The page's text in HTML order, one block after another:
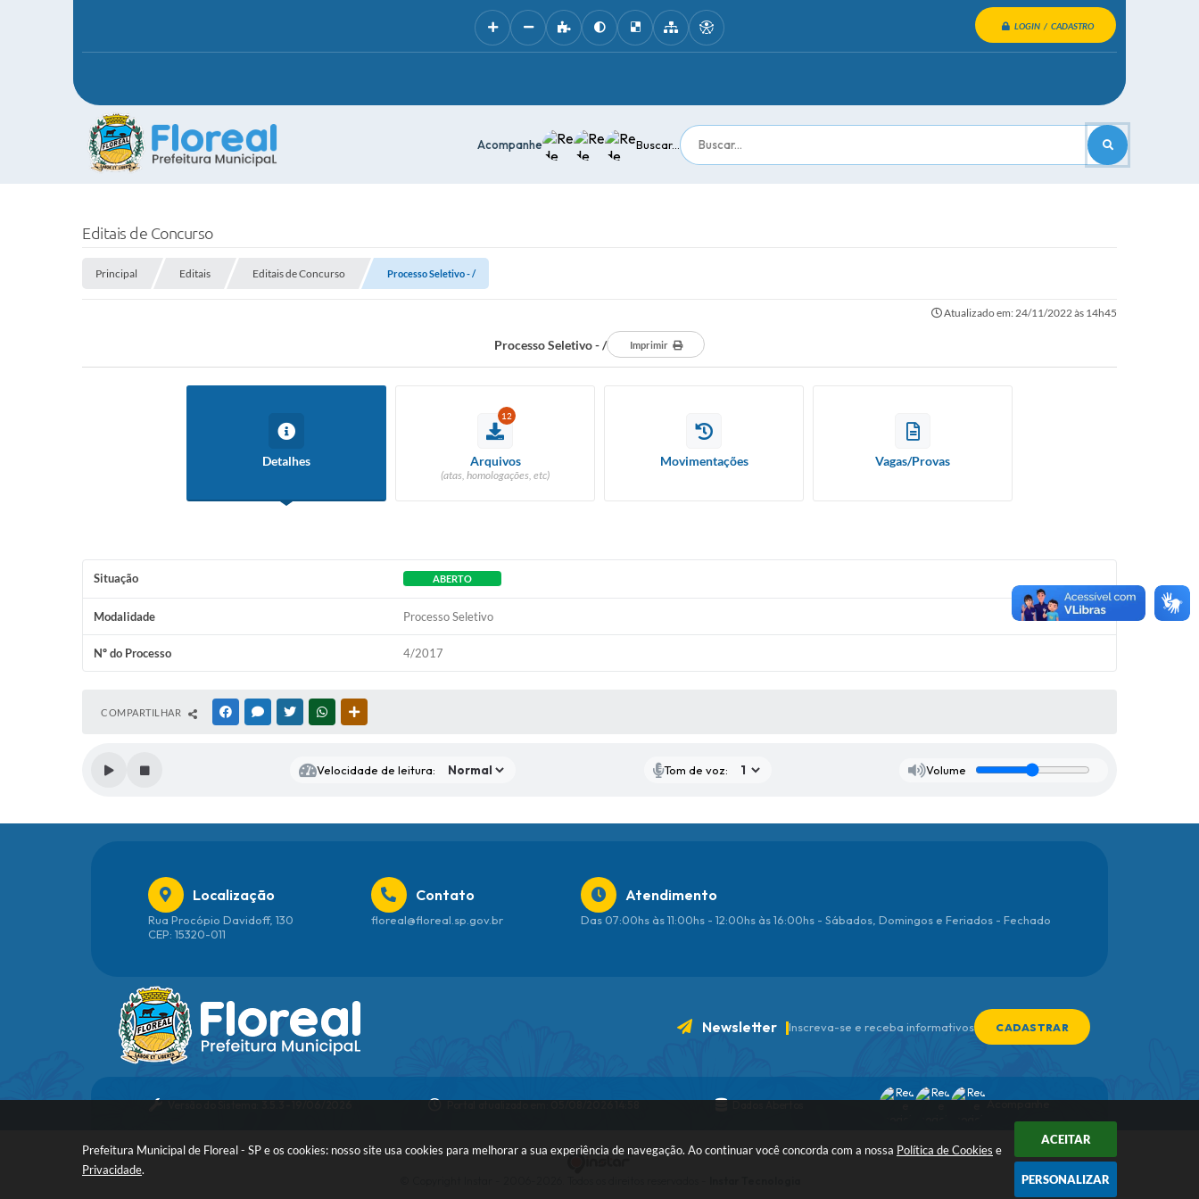
Prefeitura Municipal de Floreal - SP e os cookies: nosso site usa cookies para melhorar a sua experiência de navegação. Ao continuar você concorda com a nossa Política de Cookies e
Privacidade.
ACEITAR
PERSONALIZAR
LOGIN / CADASTRO
Buscar...
Acompanhe
Editais de Concurso
Principal Editais Editais de Concurso Processo Seletivo - /
Atualizado em: 24/11/2022 às 14h45
Processo Seletivo - / Imprimir
Detalhes
12
Arquivos
(atas, homologações, etc)
Movimentações Vagas/Provas
Situação ABERTO
Modalidade Processo Seletivo
Nº do Processo 4/2017
COMPARTILHAR FACEBOOKMESSENGER
TWITTERWHATSAPP
Velocidade de leitura: Tom de voz: Volume
Newsletter Inscreva-se e receba informativos CADASTRAR
Localização
Rua Procópio Davidoff, 130
CEP: 15320-011
Contato
floreal@floreal.sp.gov.br
Atendimento
Das 07:00hs às 11:00hs - 12:00hs às 16:00hs - Sábados, Domingos e Feriados - Fechado
Versão do Sistema:3.5.3 - 19/06/2026 Portal atualizado em:05/08/2026 14:58 Dados Abertos Acompanhe